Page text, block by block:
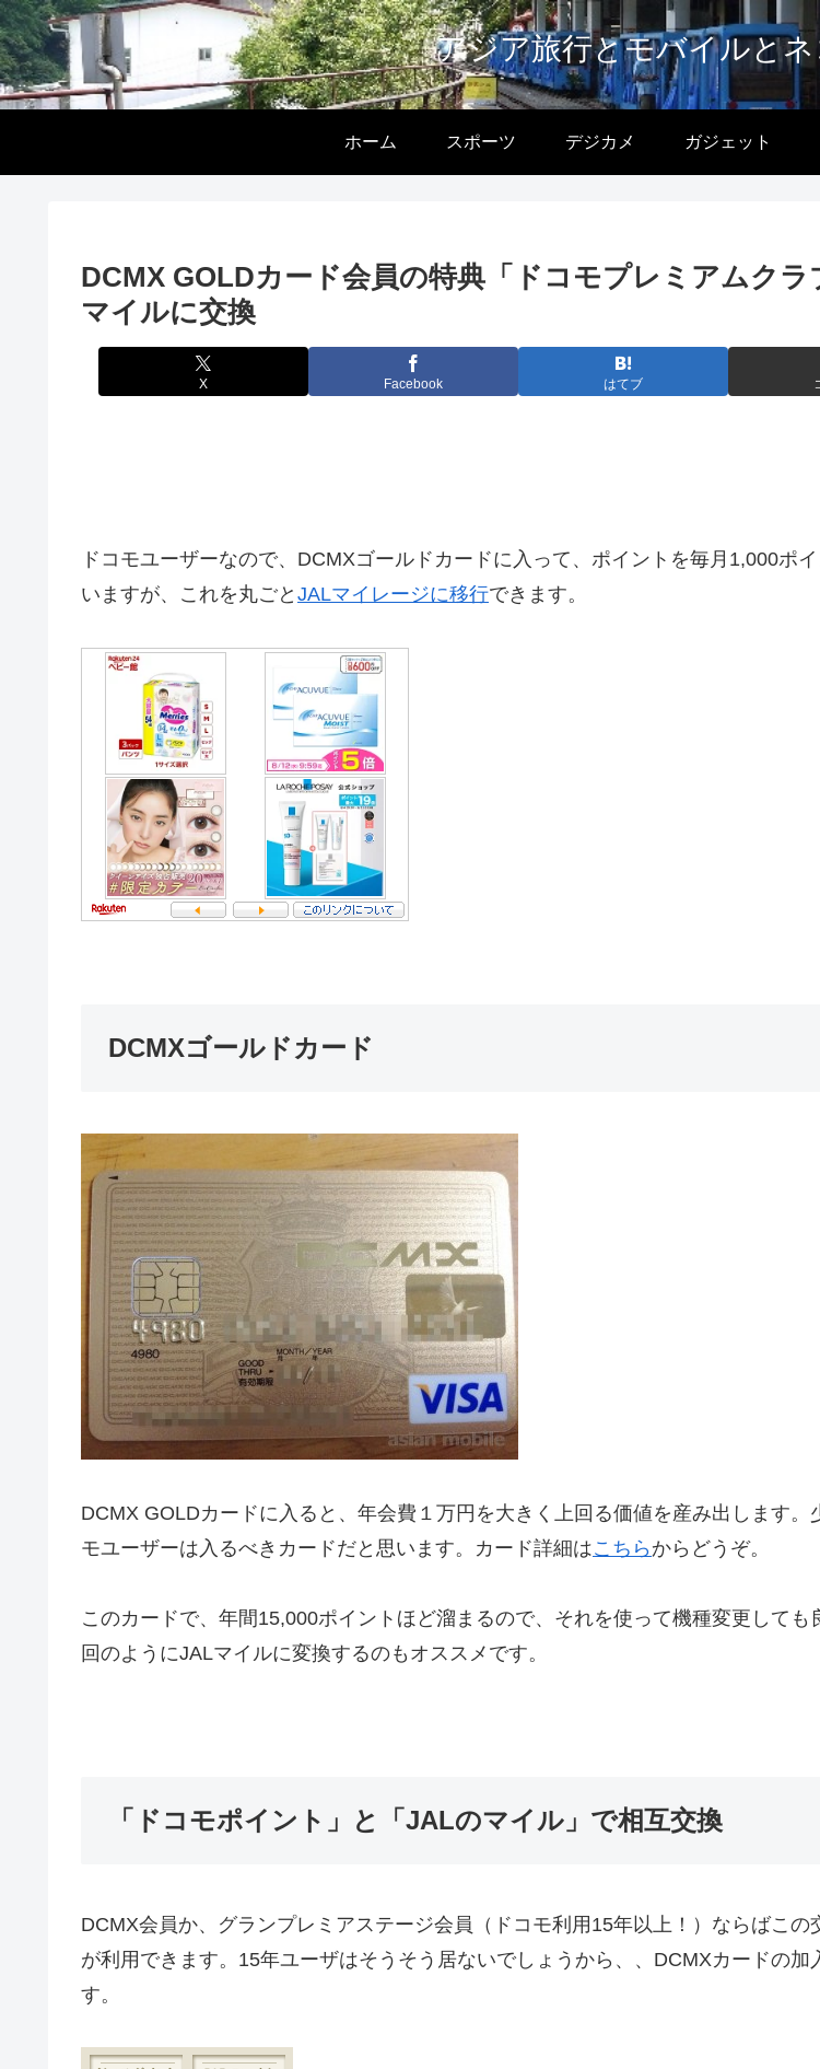
アジア旅行とモバイルと
ホーム スポーツ デジカメ ガジェット
DCMX GOLDカード会員の特典「ドコモプレミアムク
マイルに交換
X Facebook はてブ
ドコモユーザーなので、DCMXゴールドカードに入って、ポイントを毎月1,000ポ
いますが、これを丸ごと JALマイレージに移行できます。
DCMXゴールドカード
DCMX GOLDカードに入ると、年会費１万円を大きく上回る価値を産み出します。
モユーザーは入るべきカードだと思います。カード詳細はこちら からどうぞ。
このカードで、年間15,000ポイントほど溜まるので、それを使って機種変更しても
回のようにJALマイルに変換するのもオススメです。
「ドコモポイント」と「JALのマイル」で相互交換
DCMX会員か、グランプレミアステージ会員（ドコモ利用15年以上！）ならばこの
が利用できます。15年ユーザはそうそう居ないでしょうから、、DCMXカードの加
す。